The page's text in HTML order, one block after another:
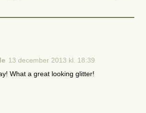
13 december 2013 kl. 18:39
What a great looking glitter!